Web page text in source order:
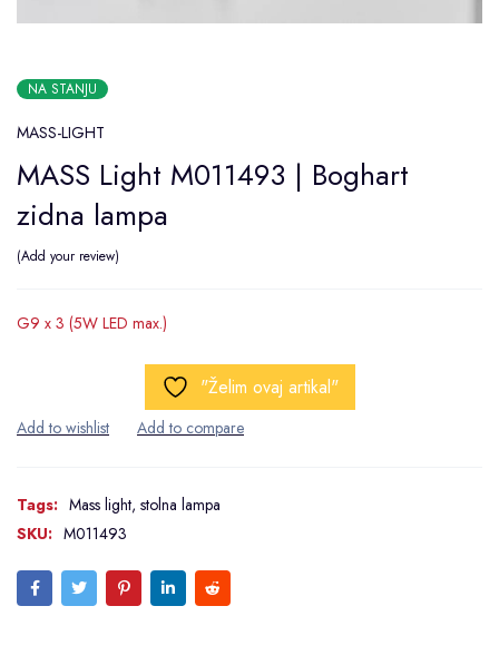
NA STANJU
MASS-LIGHT
MASS Light M011493 | Boghart
zidna lampa
Add your review
G9 x 3 (5W LED max.)
"Želim ovaj artikal"
Tags: Mass light, stolna lampa
SKU: M011493